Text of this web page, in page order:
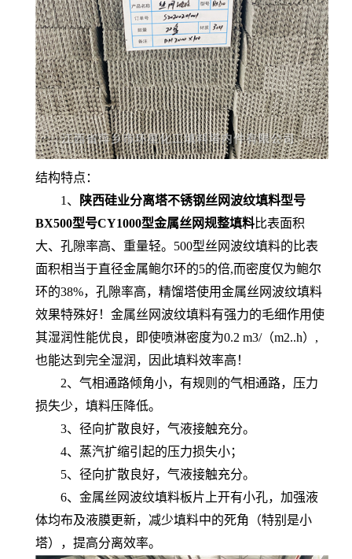
结构特点：
1、
陕西硅业分离塔不锈钢丝网波纹填料型号
BX500型号CY1000型金属丝网规整填料比表面积
大、孔隙率高、重量轻。500型丝网波纹填料的比表
面积相当于直径金属鲍尔环的5的倍,而密度仅为鲍尔
环的38%，孔隙率高，精馏塔使用金属丝网波纹填料
效果特殊好！金属丝网波纹填料有强力的毛细作用使
其湿润性能优良，即使喷淋密度为0.2 m3/（m2..h）,
也能达到完全湿润，因此填料效率高！
2、气相通路倾角小，有规则的气相通路，压力
损失少，填料压降低。
3、径向扩散良好，气液接触充分。
4、蒸汽扩缩引起的压力损失小；
5、径向扩散良好，气液接触充分。
6、金属丝网波纹填料板片上开有小孔，加强液
体均布及液膜更新，减少填料中的死角（特别是小
塔），提高分离效率。